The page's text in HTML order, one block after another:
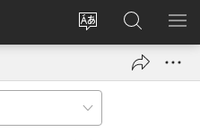
Vĩndũa
kĩthyomo
kĩsese
Lika
(opens
Syĩndũ
Kĩsesenĩ